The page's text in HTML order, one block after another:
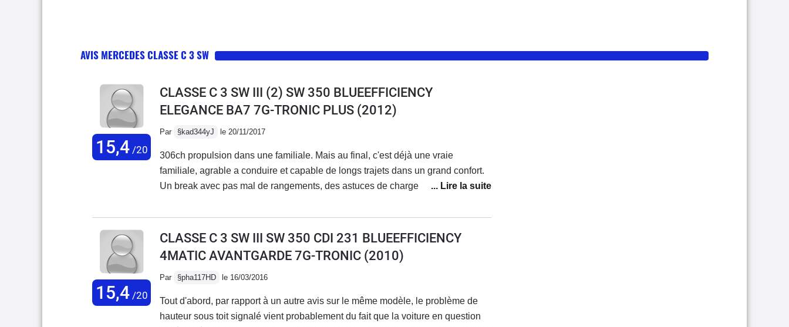
AVIS MERCEDES CLASSE C 3 SW
15,4/20
CLASSE C 3 SW III (2) SW 350 BLUEEFFICIENCY
ELEGANCE BA7 7G-TRONIC PLUS (2012)
Par §kad344yJ le 20/11/2017
306ch propulsion dans une familiale. Mais au final, c'est déjà une vraie
familiale, agrable a conduire et capable de longs trajets dans un grand confort.
Un break avec pas mal de rangements, des astuces de chargements, et tout ce
puissance (compter 9.5l/100), sachant que sur autoroute, c'est plutot 8l/100.
Mais pas mal de pneus mangés (15 a 20000 km par train de pneus), ça va
rare, puisque c'est le pack élégance (avec l'étoile sur le capot à l'ancienne), et
le pack AMG pour le sport, même si le pac k se ressent sur chaussée dégradée,
15,4/20
CLASSE C 3 SW III SW 350 CDI 231 BLUEEFFICIENCY
4MATIC AVANTGARDE 7G-TRONIC (2010)
Par §pha117HD le 16/03/2016
Tout d'abord, par rapport à un autre avis sur le même modèle, le problème de
hauteur sous toit signalé vient probablement du fait que la voiture en question